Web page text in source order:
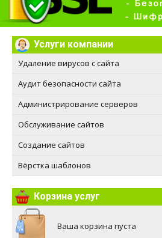
Услуги компании
Удаление вирусов с сайта
Аудит безопасности сайта
Администрирование серверов
Обслуживание сайтов
Создание сайтов
Вёрстка шаблонов
Корзина услуг
Ваша корзина пуста